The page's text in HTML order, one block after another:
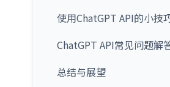
使用ChatGPT API的小技
ChatGPT API常见问题解答
总结与展望